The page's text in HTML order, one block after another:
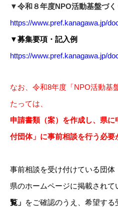
▼令和８年度NPO活動基盤づ
https://www.pref.kanagawa.jp/
▼募集要項・記入例
https://www.pref.kanagawa.jp/
なお、令和8年度「NPO活動基
たっては、
申請書類（案）を作成し、県に
付団体」に事前相談を行う必要
事前相談を受け付けている団体
県のホームページに掲載されて
覧」 をご確認のうえ、希望す